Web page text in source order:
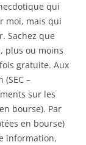
qui
moi, mais qui
Sachez que
plus ou moins
gratuite. Aux
–
sur les
bourse). Par
en bourse)
information,